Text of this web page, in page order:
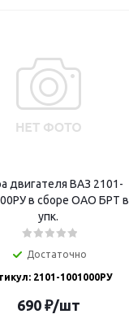
двигателя ВАЗ 2101-
в сборе ОАО БРТ в
упк.
Достаточно
2101-1001000РУ
690₽/шт